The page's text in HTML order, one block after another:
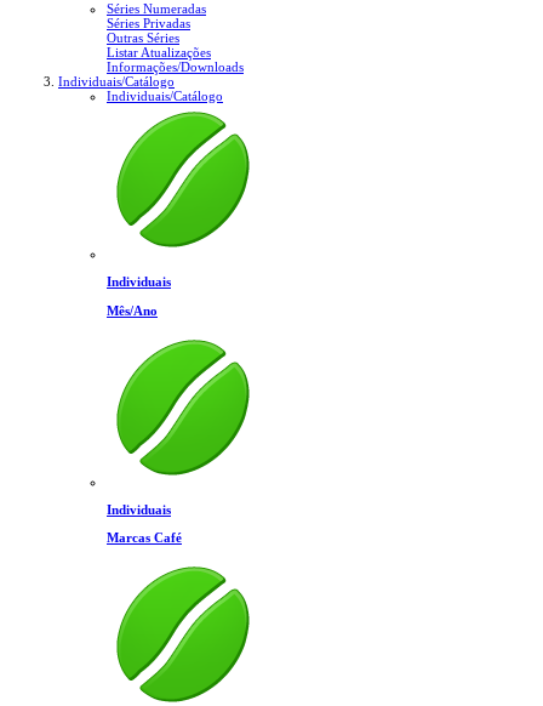
Séries Numeradas
Séries Privadas
Outras Séries
Listar Atualizações
Informações/Downloads
Individuais/Catálogo
Individuais/Catálogo
Individuais
Mês/Ano
Individuais
Marcas Café